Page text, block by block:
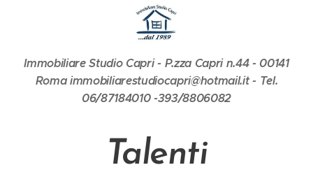
Immobiliare Studio Capri - P.zza Capri n.44 - 00141
Roma immobiliarestudiocapri@hotmail.it - Tel.
06/87184010 -393/8806082
Talenti